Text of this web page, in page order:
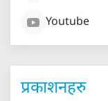
Youtube
प्रकाशनहरु